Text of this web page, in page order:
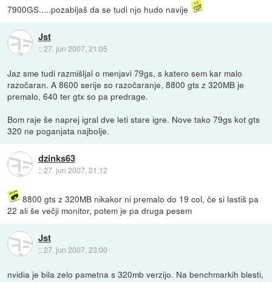
7900GS.....pozabljaš da se tudi njo hudo navije
Jst
::27. jun 2007, 21:05
Jaz sme tudi razmišljal o menjavi 79gs, s katero sem kar malo
razočaran. A 8600 serije so razočaranje, 8800 gts z 320MB je
premalo, 640 ter gtx so pa predrage.
Bom raje še naprej igral dve leti stare igre. Nove tako 79gs kot gts
320 ne poganjata najbolje.
dzinks63
::27. jun 2007, 21:12
8800 gts z 320MB nikakor ni premalo do 19 col, če si lastiš pa
22 ali še večji monitor, potem je pa druga pesem
Jst
::27. jun 2007, 23:00
nvidia je bila zelo pametna s 320mb verzijo. Na benchmarkih blesti,